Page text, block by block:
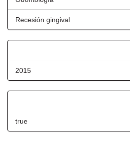
Recesión gingival
2015
true